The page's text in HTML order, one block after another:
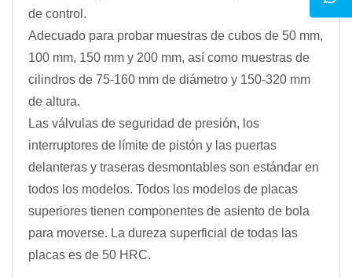
de control.
Adecuado para probar muestras de cubos de 50 mm,
100 mm, 150 mm y 200 mm, así como muestras de
cilindros de 75-160 mm de diámetro y 150-320 mm
de altura.
Las válvulas de seguridad de presión, los
interruptores de límite de pistón y las puertas
delanteras y traseras desmontables son estándar en
todos los modelos. Todos los modelos de placas
superiores tienen componentes de asiento de bola
para moverse. La dureza superficial de todas las
placas es de 50 HRC.